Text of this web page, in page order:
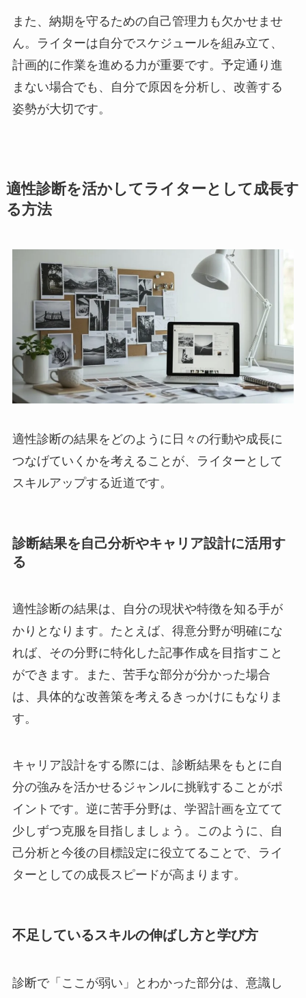
また、納期を守るための自己管理力も欠かせませ
ん。ライターは自分でスケジュールを組み立て、
計画的に作業を進める力が重要です。予定通り進
まない場合でも、自分で原因を分析し、改善する
姿勢が大切です。
適性診断を活かしてライターとして成長す
る方法
適性診断の結果をどのように日々の行動や成長に
つなげていくかを考えることが、ライターとして
スキルアップする近道です。
診断結果を自己分析やキャリア設計に活用す
る
適性診断の結果は、自分の現状や特徴を知る手が
かりとなります。たとえば、得意分野が明確にな
れば、その分野に特化した記事作成を目指すこと
ができます。また、苦手な部分が分かった場合
は、具体的な改善策を考えるきっかけにもなりま
す。
キャリア設計をする際には、診断結果をもとに自
分の強みを活かせるジャンルに挑戦することがポ
イントです。逆に苦手分野は、学習計画を立てて
少しずつ克服を目指しましょう。このように、自
己分析と今後の目標設定に役立てることで、ライ
ターとしての成長スピードが高まります。
不足しているスキルの伸ばし方と学び方
診断で「ここが弱い」とわかった部分は、意識し